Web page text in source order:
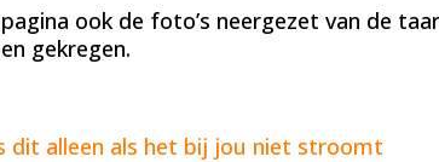
ook de foto’s neergezet van de
gekregen.
dit alleen als het bij jou niet stroomt